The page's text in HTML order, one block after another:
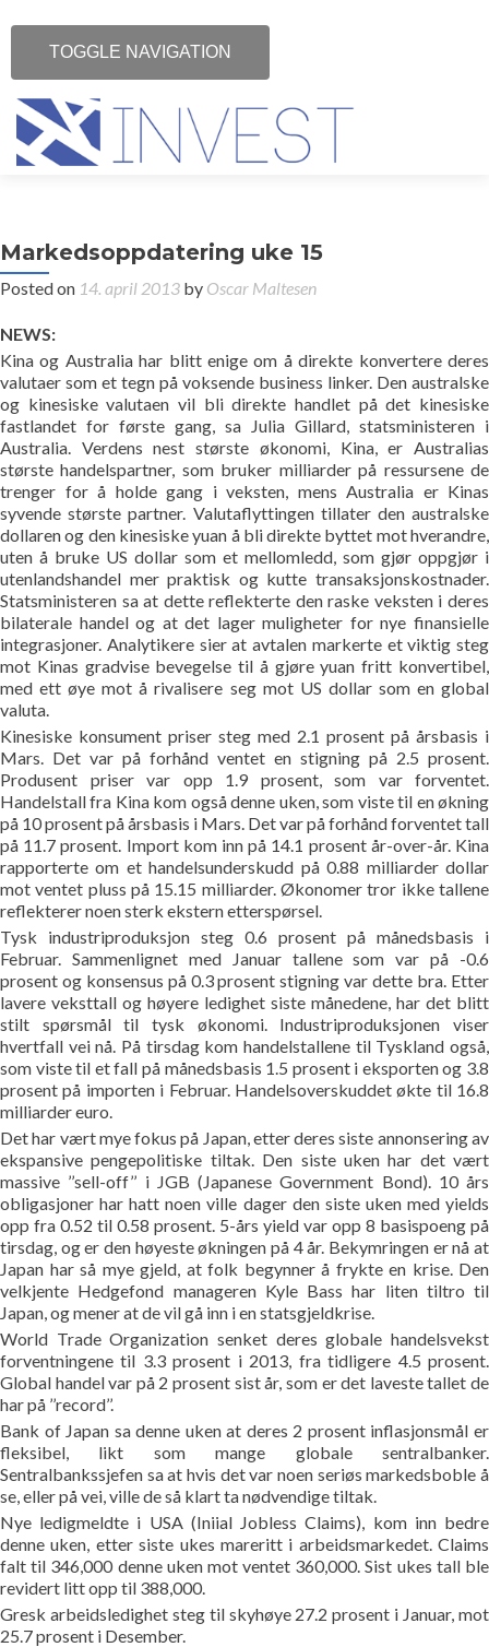
TOGGLE NAVIGATION
Om HA-Invest
Kontakt
Begrepsoversikt
Markedsoppdatering uke 15
Posted on 14. april 2013 by Oscar Maltesen
NEWS:
Kina og Australia har blitt enige om å direkte konvertere deres
valutaer som et tegn på voksende business linker. Den australske
og kinesiske valutaen vil bli direkte handlet på det kinesiske
fastlandet for første gang, sa Julia Gillard, statsministeren i
Australia. Verdens nest største økonomi, Kina, er Australias
største handelspartner, som bruker milliarder på ressursene de
trenger for å holde gang i veksten, mens Australia er Kinas
syvende største partner. Valutaflyttingen tillater den australske
dollaren og den kinesiske yuan å bli direkte byttet mot hverandre,
uten å bruke US dollar som et mellomledd, som gjør oppgjør i
utenlandshandel mer praktisk og kutte transaksjonskostnader.
Statsministeren sa at dette reflekterte den raske veksten i deres
bilaterale handel og at det lager muligheter for nye finansielle
integrasjoner. Analytikere sier at avtalen markerte et viktig steg
mot Kinas gradvise bevegelse til å gjøre yuan fritt konvertibel,
med ett øye mot å rivalisere seg mot US dollar som en global
valuta.
Kinesiske konsument priser steg med 2.1 prosent på årsbasis i
Mars. Det var på forhånd ventet en stigning på 2.5 prosent.
Produsent priser var opp 1.9 prosent, som var forventet.
Handelstall fra Kina kom også denne uken, som viste til en økning
på 10 prosent på årsbasis i Mars. Det var på forhånd forventet tall
på 11.7 prosent. Import kom inn på 14.1 prosent år-over-år. Kina
rapporterte om et handelsunderskudd på 0.88 milliarder dollar
mot ventet pluss på 15.15 milliarder. Økonomer tror ikke tallene
reflekterer noen sterk ekstern etterspørsel.
Tysk industriproduksjon steg 0.6 prosent på månedsbasis i
Februar. Sammenlignet med Januar tallene som var på -0.6
prosent og konsensus på 0.3 prosent stigning var dette bra. Etter
lavere veksttall og høyere ledighet siste månedene, har det blitt
stilt spørsmål til tysk økonomi. Industriproduksjonen viser
hvertfall vei nå. På tirsdag kom handelstallene til Tyskland også,
som viste til et fall på månedsbasis 1.5 prosent i eksporten og 3.8
prosent på importen i Februar. Handelsoverskuddet økte til 16.8
milliarder euro.
Det har vært mye fokus på Japan, etter deres siste annonsering av
ekspansive pengepolitiske tiltak. Den siste uken har det vært
massive ’’sell-off’’ i JGB (Japanese Government Bond). 10 års
obligasjoner har hatt noen ville dager den siste uken med yields
opp fra 0.52 til 0.58 prosent. 5-års yield var opp 8 basispoeng på
tirsdag, og er den høyeste økningen på 4 år. Bekymringen er nå at
Japan har så mye gjeld, at folk begynner å frykte en krise. Den
velkjente Hedgefond manageren Kyle Bass har liten tiltro til
Japan, og mener at de vil gå inn i en statsgjeldkrise.
World Trade Organization senket deres globale handelsvekst
forventningene til 3.3 prosent i 2013, fra tidligere 4.5 prosent.
Global handel var på 2 prosent sist år, som er det laveste tallet de
har på ’’record’’.
Bank of Japan sa denne uken at deres 2 prosent inflasjonsmål er
fleksibel, likt som mange globale sentralbanker.
Sentralbankssjefen sa at hvis det var noen seriøs markedsboble å
se, eller på vei, ville de så klart ta nødvendige tiltak.
Nye ledigmeldte i USA (Iniial Jobless Claims), kom inn bedre
denne uken, etter siste ukes mareritt i arbeidsmarkedet. Claims
falt til 346,000 denne uken mot ventet 360,000. Sist ukes tall ble
revidert litt opp til 388,000.
Gresk arbeidsledighet steg til skyhøye 27.2 prosent i Januar, mot
25.7 prosent i Desember.